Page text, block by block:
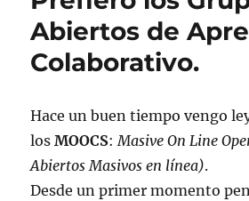
Abiertos de
Colaborativo.
Hace un buen tiempo vengo
losMOOCS:Masive On Line
Abiertos Masivos en línea).
Desde un primer momento